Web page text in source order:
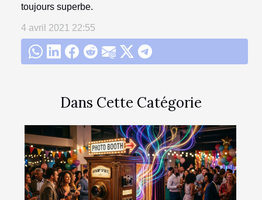
Dans Cette Catégorie
toujours superbe.
4 avril 2021 22:55